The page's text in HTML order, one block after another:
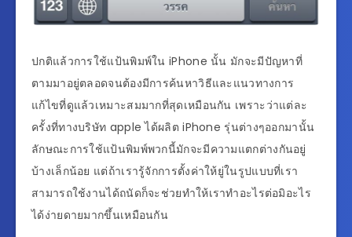
ปกติแล้วการใช้แป้นพิมพ์ใน iPhone นั้น มักจะมีปัญหาที่
ตามมาอยู่ตลอดจนต้องมีการค้นหาวิธีและแนวทางการ
แก้ไขที่ดูแล้วเหมาะสมมากที่สุดเหมือนกัน เพราะว่าแต่ละ
ครั้งที่ทางบริษัท apple ได้ผลิต iPhone รุ่นต่างๆออกมานั้น
ลักษณะการใช้แป้นพิมพ์พวกนี้มักจะมีความแตกต่างกันอยู่
บ้างเล็กน้อย แต่ถ้าเรารู้จักการตั้งค่าให้ยู่ในรูปแบบที่เรา
สามารถใช้งานได้ถนัดก็จะช่วยทำให้เราทำอะไรต่อมิอะไร
ได้ง่ายดายมากขึ้นเหมือนกัน